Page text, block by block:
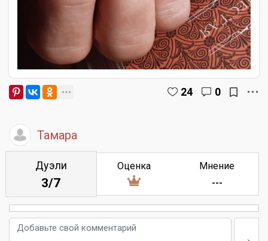
24 0
Тамара
Дуэли
3/7
Оценка Мнение
---